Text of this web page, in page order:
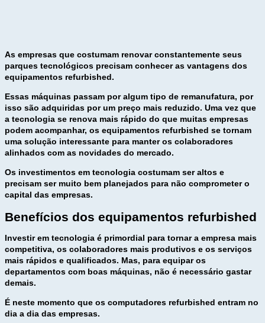
As empresas que costumam renovar constantemente seus
parques tecnológicos precisam conhecer as vantagens dos
equipamentos refurbished.
Essas máquinas passam por algum tipo de remanufatura, por
isso são adquiridas por um preço mais reduzido. Uma vez que
a tecnologia se renova mais rápido do que muitas empresas
podem acompanhar, os equipamentos refurbished se tornam
uma solução interessante para manter os colaboradores
alinhados com as novidades do mercado.
Os investimentos em tecnologia costumam ser altos e
precisam ser muito bem planejados para não comprometer o
capital das empresas.
Benefícios dos equipamentos refurbished
Investir em tecnologia é primordial para tornar a empresa mais
competitiva, os colaboradores mais produtivos e os serviços
mais rápidos e qualificados. Mas, para equipar os
departamentos com boas máquinas, não é necessário gastar
demais.
É neste momento que os computadores refurbished entram no
dia a dia das empresas.